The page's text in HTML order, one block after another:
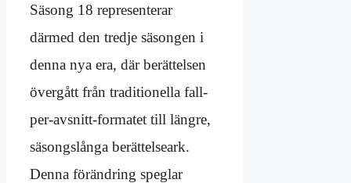
Säsong 18 representerar
därmed den tredje säsongen i
denna nya era, där berättelsen
övergått från traditionella fall-
per-avsnitt-formatet till längre,
säsongslånga berättelseark.
Denna förändring speglar